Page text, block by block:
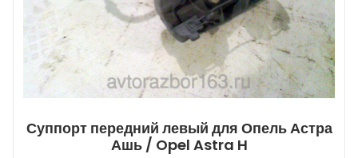
Суппорт передний левый для Опель Астра
Ашь / Opel Astra H